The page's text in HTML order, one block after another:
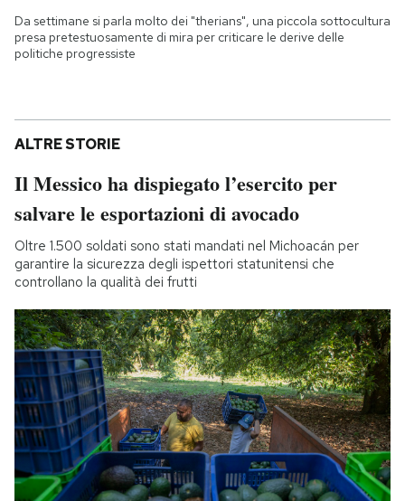
Da settimane si parla molto dei "therians", una piccola sottocultura
presa pretestuosamente di mira per criticare le derive delle
politiche progressiste
ALTRE STORIE
Il Messico ha dispiegato l’esercito per
salvare le esportazioni di avocado
Oltre 1.500 soldati sono stati mandati nel Michoacán per
garantire la sicurezza degli ispettori statunitensi che
controllano la qualità dei frutti